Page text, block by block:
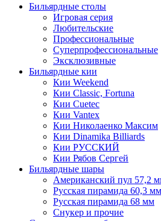
Бильярдные столы
Игровая серия
Любительские
Профессиональные
Суперпрофессиональные
Эксклюзивные
Бильярдные кии
Кии Weekend
Кии Classic, Fortuna
Кии Cuetec
Кии Vantex
Кии Николаенко Максим
Кии Dinamika Billiards
Кии РУССКИЙ
Кии Рябов Сергей
Бильярдные шары
Американский пул 57,2
Русская пирамида 60,3 мм
Русская пирамида 68 мм
Снукер и прочие